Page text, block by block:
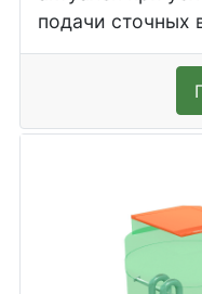
подачи сточных